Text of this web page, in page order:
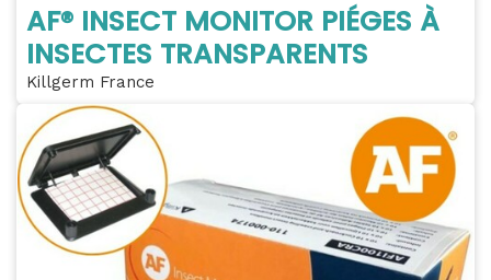
AF® INSECT MONITOR PIÉGES À
INSECTES TRANSPARENTS
Killgerm France